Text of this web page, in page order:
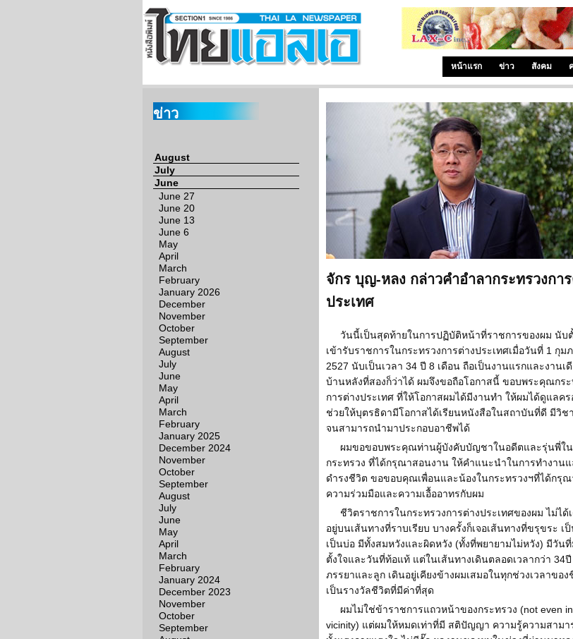
หน้าแรก ข่าว สังคม
ข่าว
August
July
June
June 27
June 20
June 13
June 6
May
April
March
February
January 2026
December
November
October
September
August
July
June
May
April
March
February
January 2025
December 2024
November
October
September
August
July
June
May
April
March
February
January 2024
December 2023
November
October
September
จักร บุญ-หลง กล่าวคำอำลากระทรวงกา
ประเทศ
วันนี้เป็นสุดท้ายในการปฏิบัติหน้าที่ราชการของผม นับ
เข้ารับราชการในกระทรวงการต่างประเทศเมื่อวันที่ 1 กุม
2527 นับเป็นเวลา 34 ปี 8 เดือน ถือเป็นงานแรกและงานเ
บ้านหลังที่สองก็ว่าได้ ผมจึงขอถือโอกาสนี้ ขอบพระคุณกระ
การต่างประเทศ ที่ให้โอกาสผมได้มีงานทำ ให้ผมได้ดูแลค
ช่วยให้บุตรธิดามีโอกาสได้เรียนหนังสือในสถาบันที่ดี มีวิช
จนสามารถนำมาประกอบอาชีพได้
ผมขอขอบพระคุณท่านผู้บังคับบัญชาในอดีตและรุ่นพี่ใน
กระทรวง ที่ได้กรุณาสอนงาน ให้คำแนะนำในการทำงานแ
ดำรงชีวิต ขอขอบคุณเพื่อนและน้องในกระทรวงฯที่ได้กรุณ
ความร่วมมือและความเอื้ออาทรกับผม
ชีวิตราชการในกระทรวงการต่างประเทศของผม ไม่ได้
อยู่บนเส้นทางที่ราบเรียบ บางครั้งก็เจอเส้นทางที่ขรุขระ เ
เป็นบ่อ มีทั้งสมหวังและผิดหวัง (ทั้งที่พยายามไม่หวัง) มีวัน
ตั้งใจและวันที่ท้อแท้ แต่ในเส้นทางเดินตลอดเวลากว่า 34
ภรรยาและลูก เดินอยู่เคียงข้างผมเสมอในทุกช่วงเวลาของ
เป็นรางวัลชีวิตที่มีค่าที่สุด
ผมไม่ใช่ข้าราชการแถวหน้าของกระทรวง (not even
vicinity) แต่ผมให้หมดเท่าที่มี สติปัญญา ความรู้ความสามา